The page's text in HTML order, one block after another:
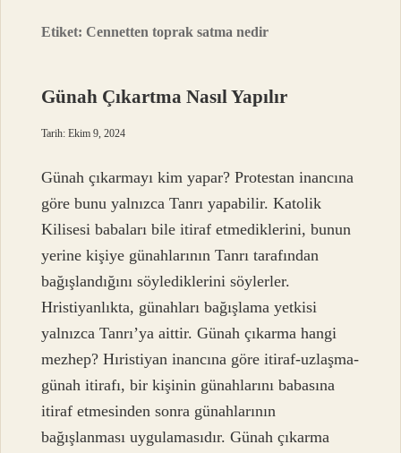
Etiket:Cennetten toprak satma nedir
Günah Çıkartma Nasıl Yapılır
Tarih: Ekim 9, 2024
Günah çıkarmayı kim yapar? Protestan inancına
göre bunu yalnızca Tanrı yapabilir. Katolik
Kilisesi babaları bile itiraf etmediklerini, bunun
yerine kişiye günahlarının Tanrı tarafından
bağışlandığını söylediklerini söylerler.
Hristiyanlıkta, günahları bağışlama yetkisi
yalnızca Tanrı’ya aittir. Günah çıkarma hangi
mezhep? Hıristiyan inancına göre itiraf-uzlaşma-
günah itirafı, bir kişinin günahlarını babasına
itiraf etmesinden sonra günahlarının
bağışlanması uygulamasıdır. Günah çıkarma